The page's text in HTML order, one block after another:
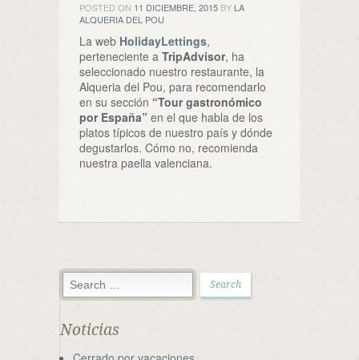
POSTED ON 11 DICIEMBRE, 2015 BY LA
ALQUERIA DEL POU
La web HolidayLettings,
perteneciente a TripAdvisor, ha
seleccionado nuestro restaurante, la
Alqueria del Pou, para recomendarlo
en su sección “Tour gastronómico
por España” en el que habla de los
platos típicos de nuestro país y dónde
degustarlos. Cómo no, recomienda
nuestra paella valenciana.
Noticias